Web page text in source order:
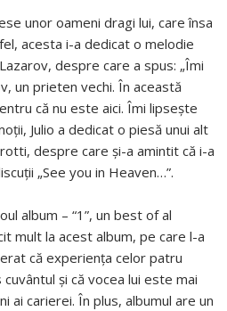
unor oameni dragi lui, care însa
acesta i-a dedicat o melodie
despre care a spus: „Îmi
un prieten vechi. În această
că nu este aici. Îmi lipseşte
Julio a dedicat o piesă unui alt
despre care şi-a amintit că i-a
„See you in Heaven…”.
album – “1”, un best of al
mult la acest album, pe care l-a
că experienţa celor patru
şi că vocea lui este mai
ai carierei. În plus, albumul are un